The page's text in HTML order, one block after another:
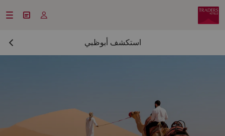



استكشف أبوظبي